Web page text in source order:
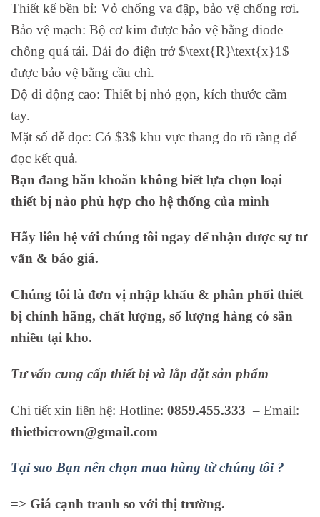
Thiết kế bền bỉ: Vỏ chống va đập, bảo vệ chống rơi.
Bảo vệ mạch: Bộ cơ kim được bảo vệ bằng diode
chống quá tải. Dải đo điện trở $\text{R}\text{x}1$
được bảo vệ bằng cầu chì.
Độ di động cao: Thiết bị nhỏ gọn, kích thước cầm
tay.
Mặt số dễ đọc: Có $3$ khu vực thang đo rõ ràng để
đọc kết quả.
Bạn đang băn khoăn không biết lựa chọn loại
thiết bị nào phù hợp cho hệ thống của mình
Hãy liên hệ với chúng tôi ngay để nhận được sự tư
vấn & báo giá.
Chúng tôi là đơn vị nhập khẩu & phân phối thiết
bị chính hãng, chất lượng, số lượng hàng có sẵn
nhiều tại kho.
Tư vấn cung cấp thiết bị và lắp đặt sản phẩm
Chi tiết xin liên hệ: Hotline: 0859.455.333 – Email:
thietbicrown@gmail.com
Tại sao Bạn nên chọn mua hàng từ chúng tôi ?
=> Giá cạnh tranh so với thị trường.